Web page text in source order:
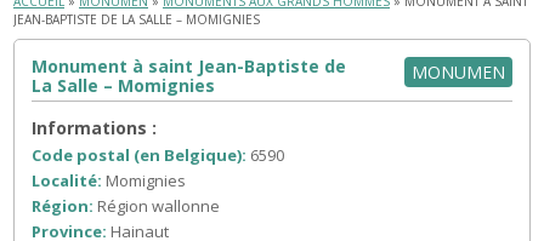
JEAN-BAPTISTE DE LA SALLE – MOMIGNIES
MONUMEN
Monument à saint Jean-Baptiste de
La Salle – Momignies
Informations :
Code postal (en Belgique): 6590
Localité: Momignies
Région: Région wallonne
Province: Hainaut